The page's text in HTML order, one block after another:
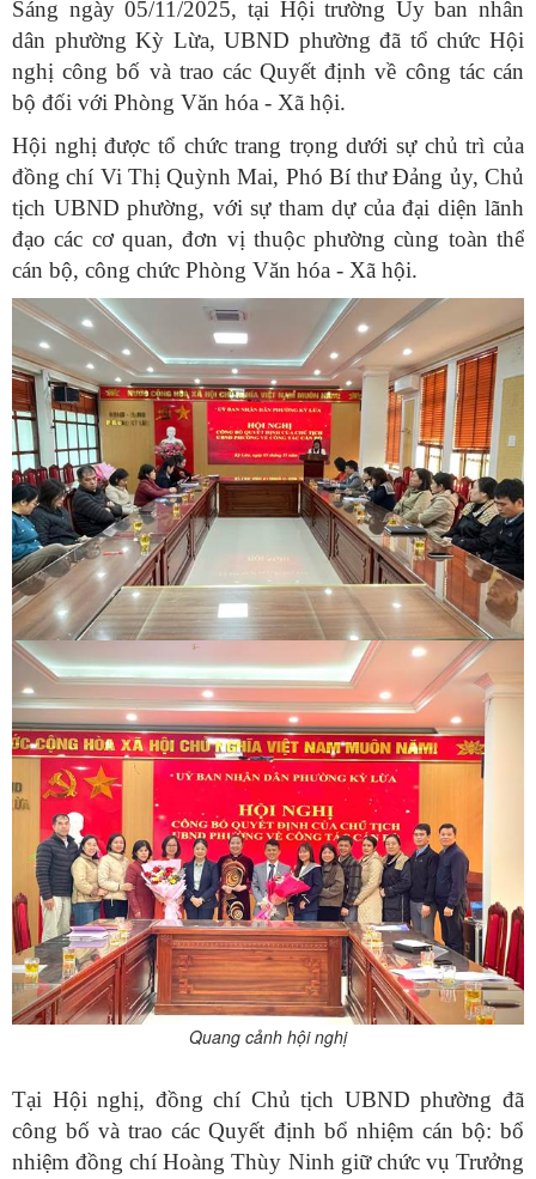
Sáng ngày 05/11/2025, tại Hội trường Ủy ban nhân
dân phường Kỳ Lừa, UBND phường đã tổ chức Hội
nghị công bố và trao các Quyết định về công tác cán
bộ đối với Phòng Văn hóa - Xã hội.
Hội nghị được tổ chức trang trọng dưới sự chủ trì của
đồng chí Vi Thị Quỳnh Mai, Phó Bí thư Đảng ủy, Chủ
tịch UBND phường, với sự tham dự của đại diện lãnh
đạo các cơ quan, đơn vị thuộc phường cùng toàn thể
cán bộ, công chức Phòng Văn hóa - Xã hội.
Quang cảnh hội nghị
Tại Hội nghị, đồng chí Chủ tịch UBND phường đã
công bố và trao các Quyết định bổ nhiệm cán bộ: bổ
nhiệm đồng chíHoàng Thùy Ninh giữ chức vụTrưởng